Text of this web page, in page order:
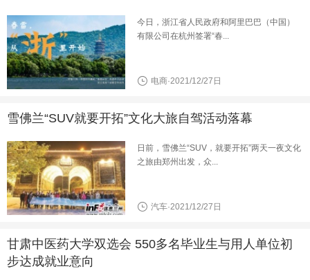
今日，浙江省人民政府和阿里巴巴（中国）
有限公司在杭州签署“春...
电商·2021/12/27日
雪佛兰“SUV就要开拓”文化大旅自驾活动落幕
日前，雪佛兰“SUV，就要开拓”两天一夜文化
之旅由郑州出发，众...
汽车·2021/12/27日
甘肃中医药大学双选会 550多名毕业生与用人单位初
步达成就业意向